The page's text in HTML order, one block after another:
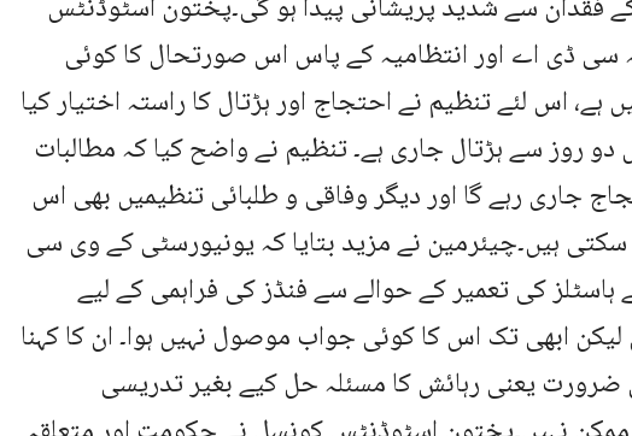
فقدان سے شدید پریشانی پیدا ہو گی۔پختون اسٹوڈنٹس
ڈی اے اور انتظامیہ کے پاس اس صورتحال کا کوئی
اس لئے تنظیم نے احتجاج اور ہڑتال کا راستہ اختیار کیا
دو روز سے ہڑتال جاری ہے۔ تنظیم نے واضح کیا کہ مطالبات
جاری رہے گا اور دیگر وفاقی و طلبائی تنظیمیں بھی اس
ہیں۔چیئرمین نے مزید بتایا کہ یونیورسٹی کے وی سی
ہاسٹلز کی تعمیر کے حوالے سے فنڈز کی فراہمی کے لیے
ابھی تک اس کا کوئی جواب موصول نہیں ہوا۔ ان کا کہنا
ضرورت یعنی رہائش کا مسئلہ حل کیے بغیر تدریسی